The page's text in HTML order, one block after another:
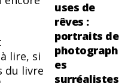
lire, si
du livre
uses de
rêves :
portraits de
photograph
es
surréalistes